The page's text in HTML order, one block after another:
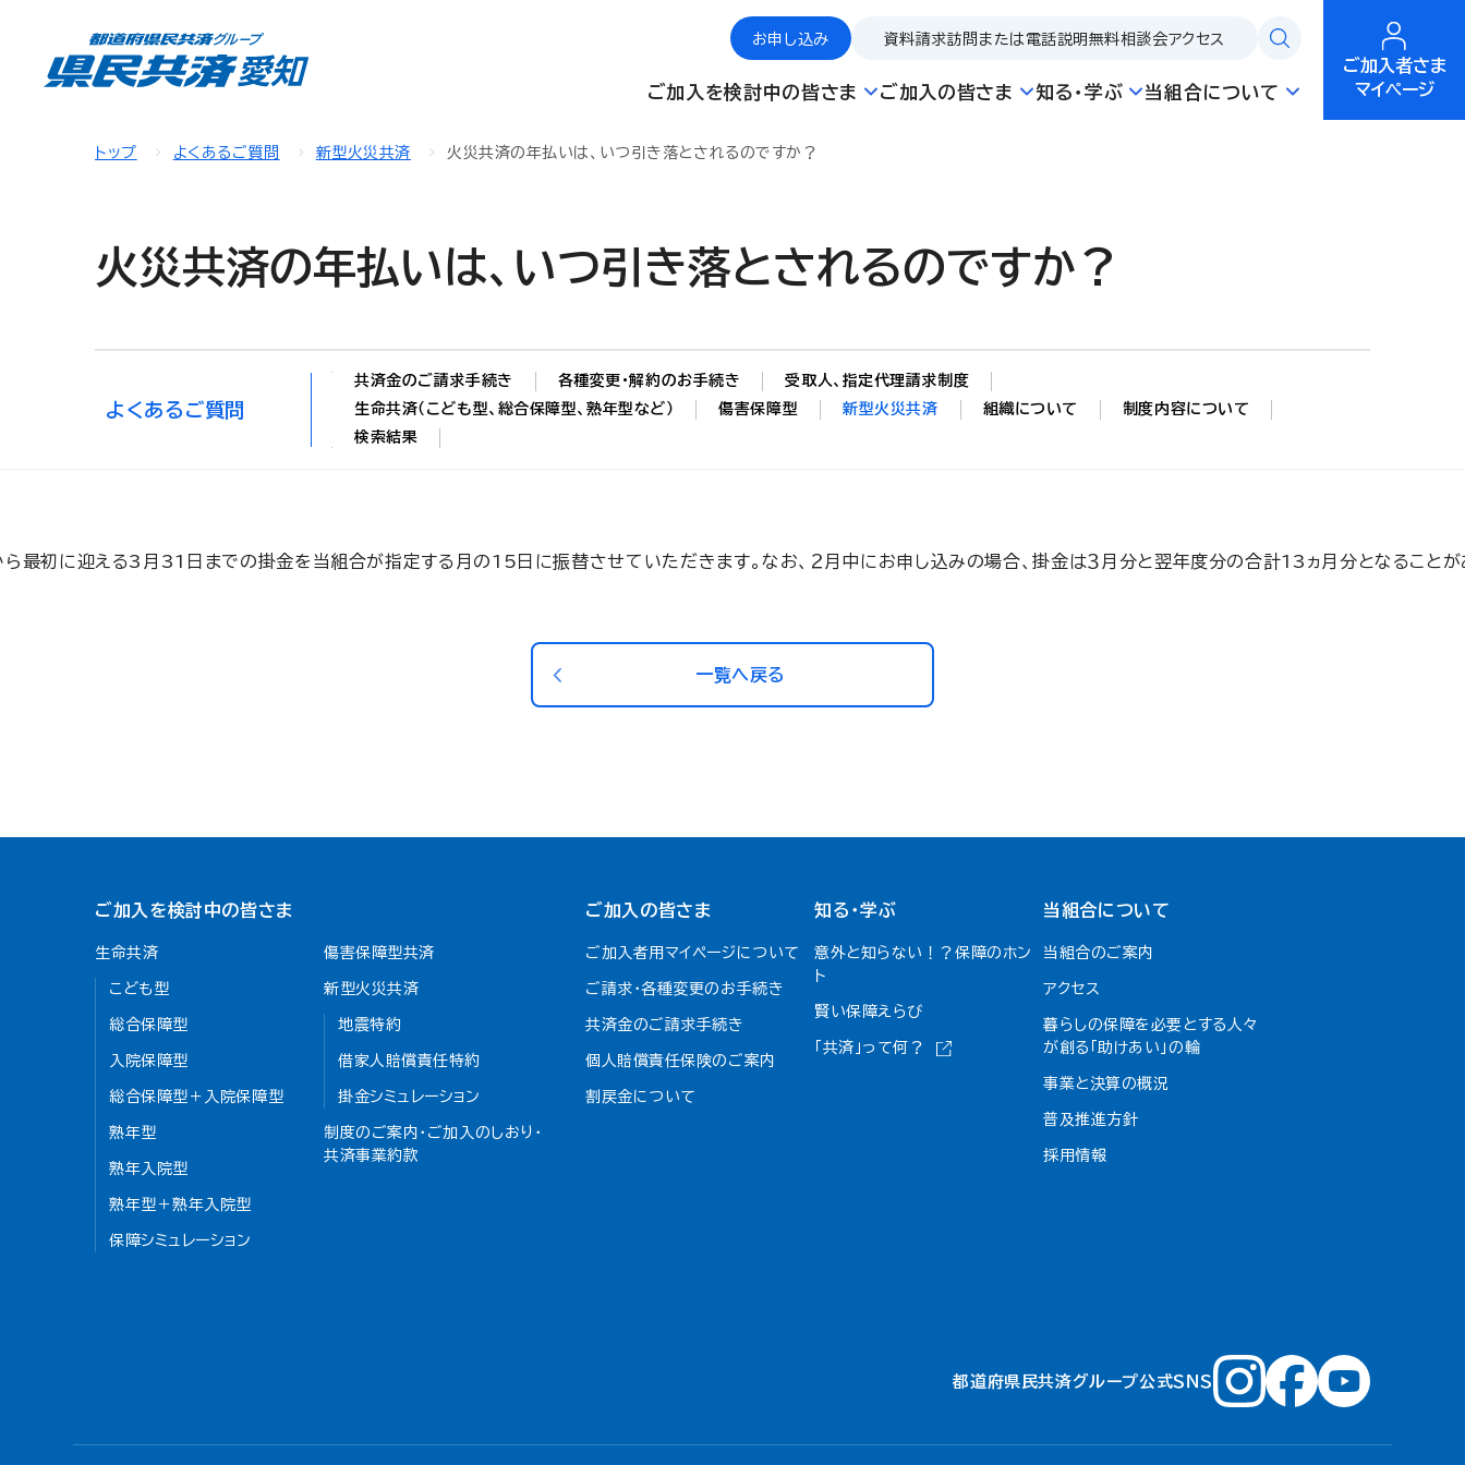
お申し込み 資料請求訪問または電話説明 無料相談会アクセス
ご加入を検討中の皆さま ご加入の皆さま 知る・学ぶ 当組合について
ご加入者さま
マイページ
トップ よくあるご質問 新型火災共済 火災共済の年払いは、いつ引き落とされるのですか？
火災共済の年払いは、いつ引き落とされるのですか？
よくあるご質問
共済金のご請求手続き 各種変更・解約のお手続き
受取人、指定代理請求制度
生命共済（こども型、総合保障型、熟年型など）
傷害保障型 新型火災共済 組織について
制度内容について
検索結果
ら最初に迎える3月31日までの掛金を当組合が指定する月の15日に振替させていただきます。なお、２月中にお申し込みの場合、掛金は３月分と翌年度分の合計13ヵ月分となること
一覧へ戻る
ご加入を検討中の皆さま
生命共済
こども型
総合保障型
入院保障型
総合保障型＋入院保障型
熟年型
熟年入院型
熟年型＋熟年入院型
保障シミュレーション
傷害保障型共済
新型火災共済
地震特約
借家人賠償責任特約
掛金シミュレーション
制度のご案内・ご加入のしおり・
共済事業約款
ご加入の皆さま
ご加入者用マイページについて
ご請求・各種変更のお手続き
共済金のご請求手続き
個人賠償責任保険のご案内
割戻金について​
知る・学ぶ
意外と知らない！？保障のホン
ト
賢い保障えらび
「共済」って何？
当組合について
当組合のご案内
アクセス
暮らしの保障を必要とする人々
が創る「助けあい」の輪
事業と決算の概況
普及推進方針
採用情報
都道府県民共済グループ公式ＳＮＳ